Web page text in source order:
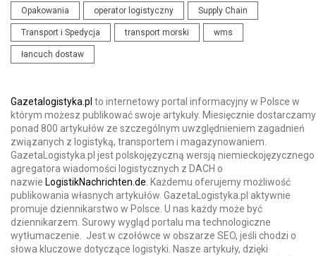
Opakowania operator logistyczny Supply Chain
Transport i Spedycja transport morski wms
łancuch dostaw
Gazetalogistyka.pl to internetowy portal informacyjny w Polsce w
którym możesz publikować swoje artykuły. Miesięcznie dostarczamy
ponad 800 artykułów ze szczególnym uwzględnieniem zagadnień
związanych z logistyką, transportem i magazynowaniem.
GazetaLogistyka.pl jest polskojęzyczną wersją niemieckojęzycznego
agregatora wiadomości logistycznych z DACH o
nazwie LogistikNachrichten.de. Każdemu oferujemy możliwość
publikowania własnych artykułów. GazetaLogistyka.pl aktywnie
promuje dziennikarstwo w Polsce. U nas każdy może być
dziennikarzem. Surowy wygląd portalu ma technologiczne
wytłumaczenie. Jest w czołówce w obszarze SEO, jeśli chodzi o
słowa kluczowe dotyczące logistyki. Nasze artykuły, dzięki